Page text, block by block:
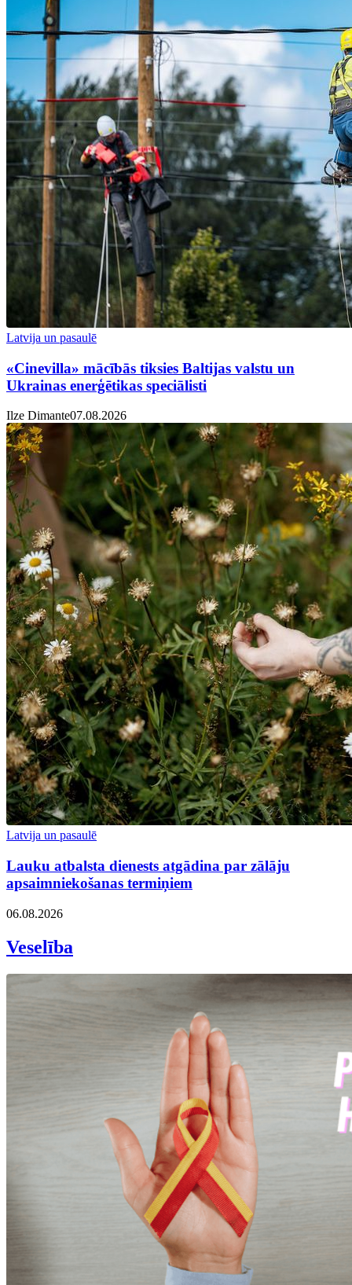
Latvija un pasaulē
«Cinevilla» mācībās tiksies Baltijas valstu un
Ukrainas enerģētikas speciālisti
Ilze Dimante07.08.2026
Latvija un pasaulē
Lauku atbalsta dienests atgādina par zālāju
apsaimniekošanas termiņiem
06.08.2026
Veselība